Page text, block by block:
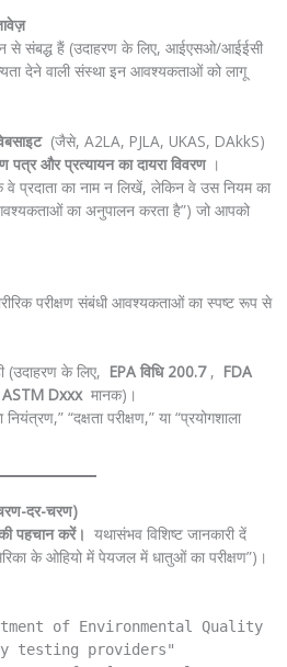
से संबद्ध हैं (उदाहरण के लिए, आईएसओ/आईईसी
देने वाली संस्था इन आवश्यकताओं को लागू
(जैसे, A2LA, PJLA, UKAS, DAkkS)
पत्र और प्रत्यायन का दायरा विवरण।
प्रदाता का नाम न लिखें, लेकिन वे उस नियम का
का अनुपालन करता है”) जो आपको
परीक्षण संबंधी आवश्यकताओं का स्पष्ट रूप से
(उदाहरण के लिए, EPA विधि 200.7, FDA
ASTM Dxxxमानक)।
“दक्षता परीक्षण,” या “प्रयोगशाला
दर-चरण)
पहचान करें। यथासंभव विशिष्ट जानकारी दें
के ओहियो में पेयजल में धातुओं का परीक्षण”)।
of Environmental Quality
testing providers"